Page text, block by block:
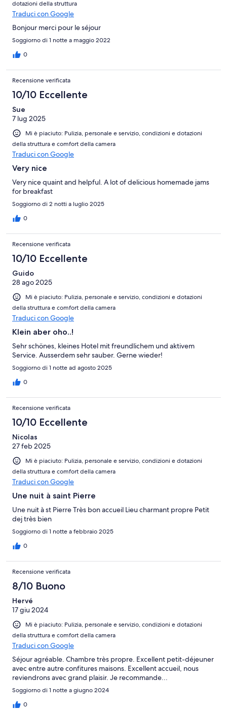
dotazioni della struttura
Traduci con Google
Bonjour merci pour le séjour
Soggiorno di 1 notte a maggio 2022
0
Recensione verificata
10/10 Eccellente
Sue
7 lug 2025
Mi è piaciuto: Pulizia, personale e servizio, condizioni e dotazioni
della struttura e comfort della camera
Traduci con Google
Very nice
Very nice quaint and helpful. A lot of delicious homemade jams
for breakfast
Soggiorno di 2 notti a luglio 2025
0
Recensione verificata
10/10 Eccellente
Guido
28 ago 2025
Mi è piaciuto: Pulizia, personale e servizio, condizioni e dotazioni
della struttura e comfort della camera
Traduci con Google
Klein aber oho..!
Sehr schönes, kleines Hotel mit freundlichem und aktivem
Service. Ausserdem sehr sauber. Gerne wieder!
Soggiorno di 1 notte ad agosto 2025
0
Recensione verificata
10/10 Eccellente
Nicolas
27 feb 2025
Mi è piaciuto: Pulizia, personale e servizio, condizioni e dotazioni
della struttura e comfort della camera
Traduci con Google
Une nuit à saint Pierre
Une nuit à st Pierre Très bon accueil Lieu charmant propre Petit
dej très bien
Soggiorno di 1 notte a febbraio 2025
0
Recensione verificata
8/10 Buono
Hervé
17 giu 2024
Mi è piaciuto: Pulizia, personale e servizio, condizioni e dotazioni
della struttura e comfort della camera
Traduci con Google
Séjour agréable. Chambre très propre. Excellent petit-déjeuner
avec entre autre confitures maisons. Excellent accueil, nous
reviendrons avec grand plaisir. Je recommande...
Soggiorno di 1 notte a giugno 2024
0